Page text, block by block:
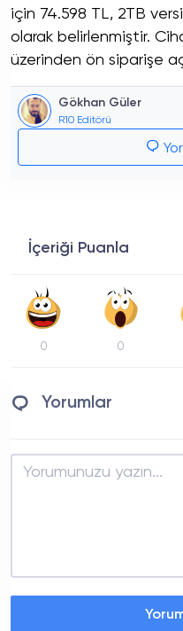
için 74.598 TL, 2TB
olarak belirlenmiştir.
üzerinden ön siparişe
Gökhan Güler
R10 Editörü
İçeriği Puanla
0 0
Yorumlar